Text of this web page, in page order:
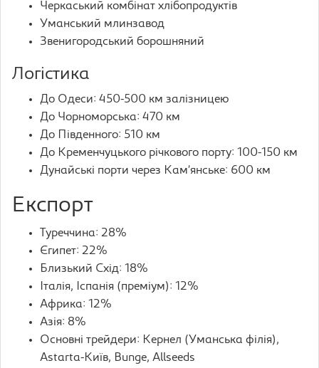
Черкаський комбінат хлібопродуктів
Уманський млинзавод
Звенигородський борошняний
Логістика
До Одеси: 450-500 км залізницею
До Чорноморська: 470 км
До Південного: 510 км
До Кременчуцького річкового порту: 100-150 км
Дунайські порти через Кам’янське: 600 км
Експорт
Туреччина: 28%
Єгипет: 22%
Близький Схід: 18%
Італія, Іспанія (преміум): 12%
Африка: 12%
Азія: 8%
Основні трейдери: Кернел (Уманська філія),
Astarta-Київ, Bunge, Allseeds